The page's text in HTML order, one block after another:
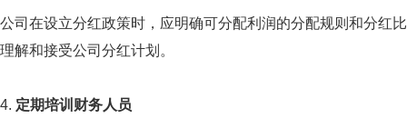
公司在设立分红政策时，应明确可分配利润的分配规则和分红
理解和接受公司分红计划。
4. 定期培训财务人员